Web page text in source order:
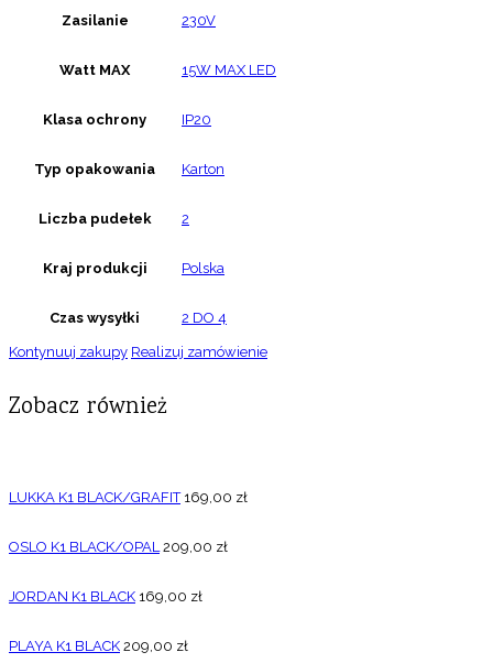
Zasilanie 230V
Watt MAX 15W MAX LED
Klasa ochrony IP20
Typ opakowania Karton
Liczba pudełek 2
Kraj produkcji Polska
Czas wysyłki 2 DO 4
Kontynuuj zakupy Realizuj zamówienie
Zobacz również
LUKKA K1 BLACK/GRAFIT 169,00 zł
OSLO K1 BLACK/OPAL 209,00 zł
JORDAN K1 BLACK 169,00 zł
PLAYA K1 BLACK 209,00 zł